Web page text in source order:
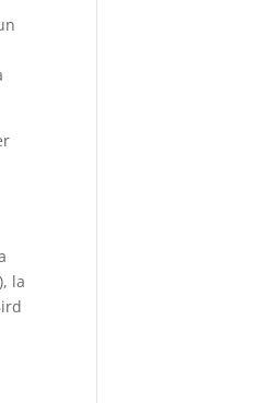
la